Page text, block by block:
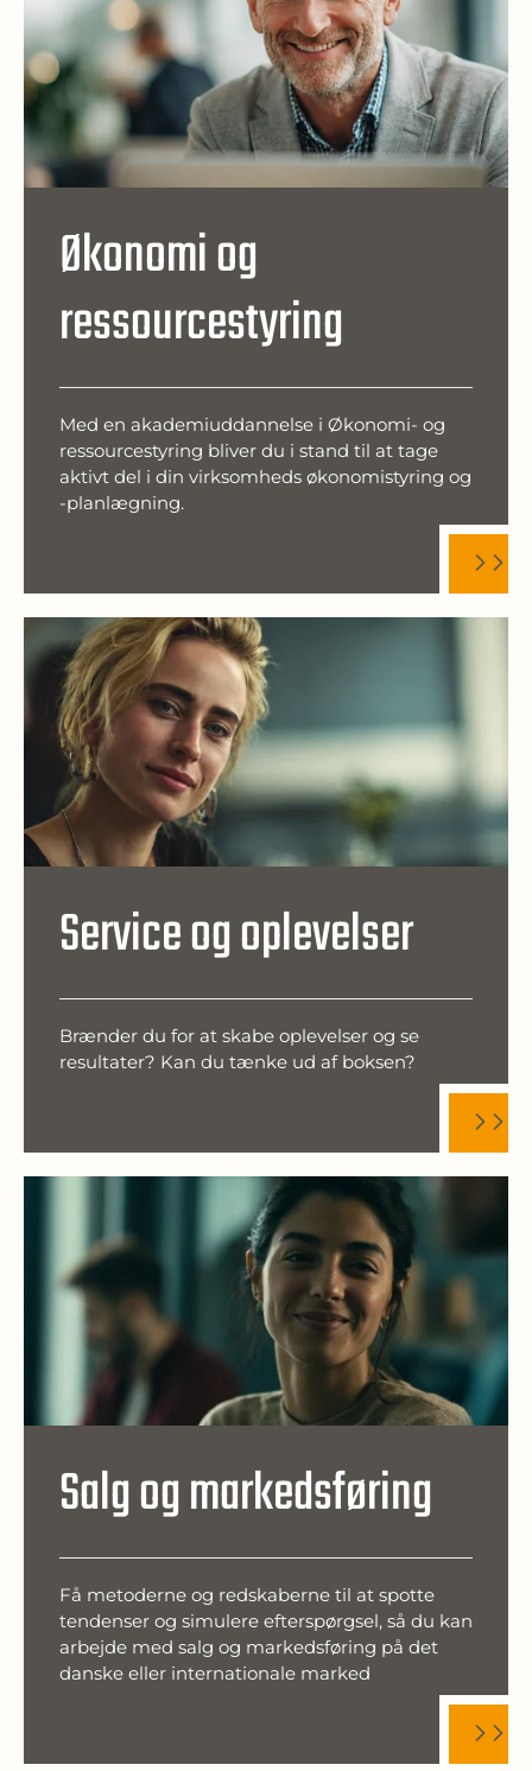
Økonomi og
ressourcestyring
Med en akademiuddannelse i Økonomi- og
ressourcestyring bliver du i stand til at tage
aktivt del i din virksomheds økonomistyring og
-planlægning.
Service og oplevelser
Brænder du for at skabe oplevelser og se
resultater? Kan du tænke ud af boksen?
Salg og markedsføring
Få metoderne og redskaberne til at spotte
tendenser og simulere efterspørgsel, så du kan
arbejde med salg og markedsføring på det
danske eller internationale marked